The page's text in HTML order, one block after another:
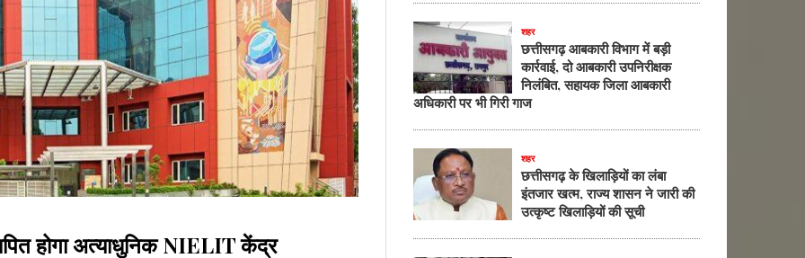
होगा अत्याधुनिक NIELIT केंद्र
शहर
छत्तीसगढ़ आबकारी विभाग में बड़ी
कार्रवाई, दो आबकारी उपनिरीक्षक
निलंबित, सहायक जिला आबकारी
अधिकारी पर भी गिरी गाज
शहर
छत्तीसगढ़ के खिलाड़ियों का लंबा
इंतजार खत्म, राज्य शासन ने जारी की
उत्कृष्ट खिलाड़ियों की सूची